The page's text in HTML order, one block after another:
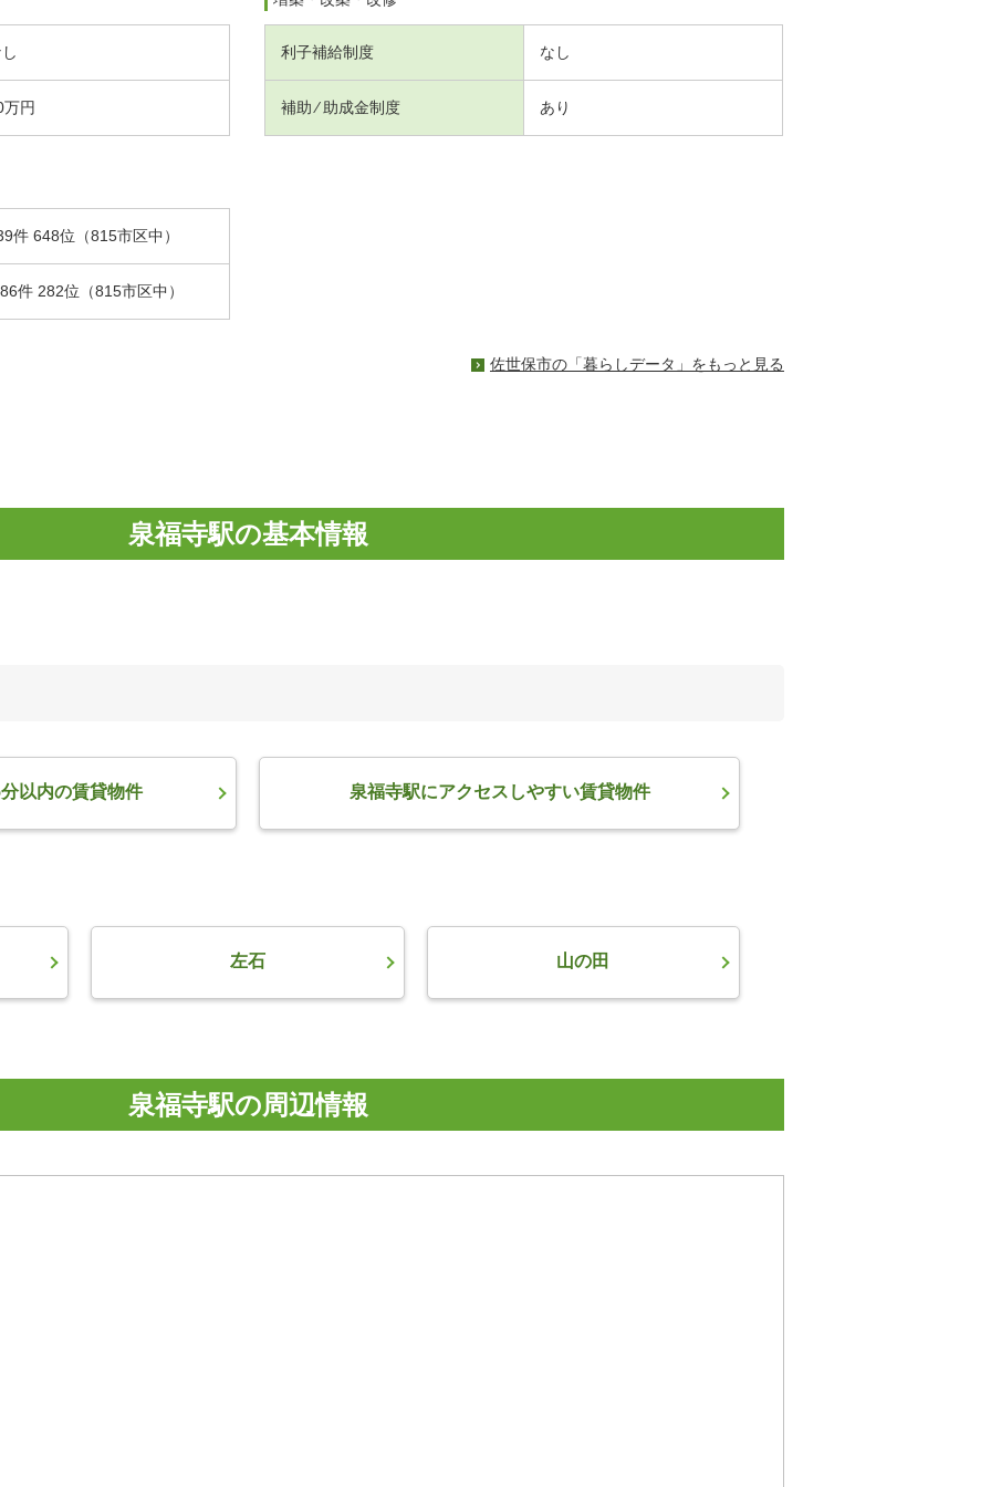
万円
利子補給制度 なし
補助 ⁄ 助成金制度 あり
件 648位（815市区中）
件 282位（815市区中）
佐世保市の「暮らしデータ」をもっと見る
泉福寺駅の基本情報
以内の賃貸物件 泉福寺駅にアクセスしやすい賃貸物件
左石 山の田
泉福寺駅の周辺情報